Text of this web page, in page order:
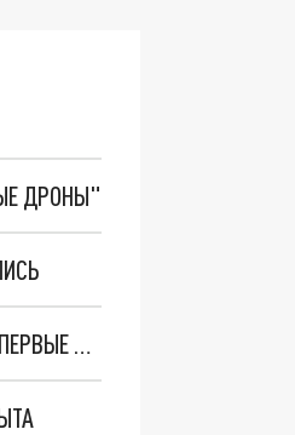
ДРОНЫ"
"ОЧЕНЬ ПЛОХИЕ НОВОСТИ": БОЛЬШАЯ ОШИБКА PALANTIR В РОССИИ. СТРАНЫ НАТО ВПЕРВЫЕ ЗА СВО ОСТАНОВИЛИ ПОСТАВКИ ОРУЖИЯ. ВСУ ТЕРЯЮТ ПРИГРАНИЧЬЕ?